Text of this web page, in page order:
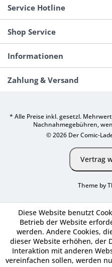
Service Hotline
Shop Service
Informationen
Zahlung & Versand
* Alle Preise inkl. gesetzl.
Nachnahmegebühren,
© 2026 Der Comic-
Vertrag
Theme by
Diese Website benutzt
Betrieb der Website
werden. Andere Cookies,
dieser Website erhöhen, der
Interaktion mit anderen
vereinfachen sollen, werden